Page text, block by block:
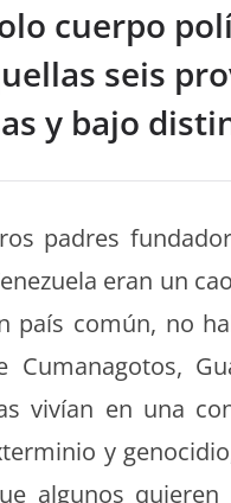
cuerpo
seis
y bajo
padres
eran un
país común, no
vivían en una
y
algunos